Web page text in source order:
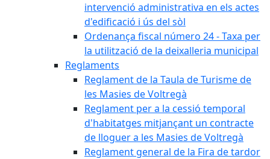
intervenció administrativa en els actes
d'edificació i ús del sòl
Ordenança fiscal número 24 - Taxa per
la utilització de la deixalleria municipal
Reglaments
Reglament de la Taula de Turisme de
les Masies de Voltregà
Reglament per a la cessió temporal
d'habitatges mitjançant un contracte
de lloguer a les Masies de Voltregà
Reglament general de la Fira de tardor